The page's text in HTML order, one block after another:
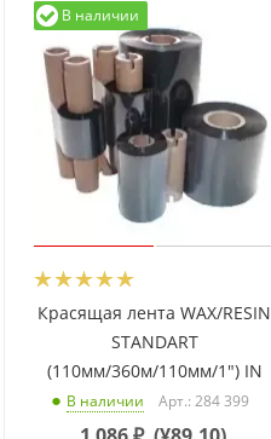
В наличии
Красящая лента WAX/RESIN
STANDART
(110мм/360м/110мм/1") IN
В наличии Арт.: 284 399